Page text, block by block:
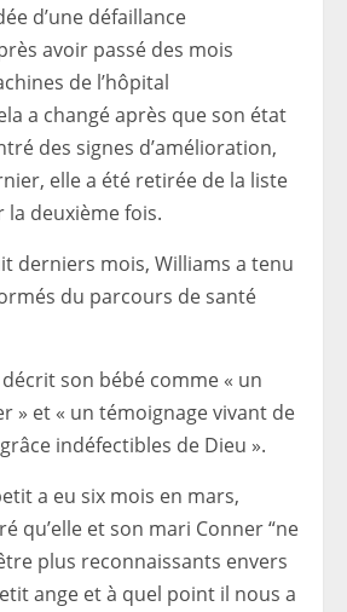
d’une défaillance
avoir passé des mois
de l’hôpital
a changé après que son état
des signes d’amélioration,
elle a été retirée de la liste
deuxième fois.
derniers mois, Williams a tenu
du parcours de santé
son bébé comme « un
» et « un témoignage vivant de
indéfectibles de Dieu ».
a eu six mois en mars,
qu’elle et son mari Conner “ne
plus reconnaissants envers
ange et à quel point il nous a